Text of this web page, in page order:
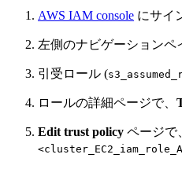
AWS IAM console にサイ
左側のナビゲーションペ
引受ロール (
ロールの詳細ページで、
Edit trust policy ページで